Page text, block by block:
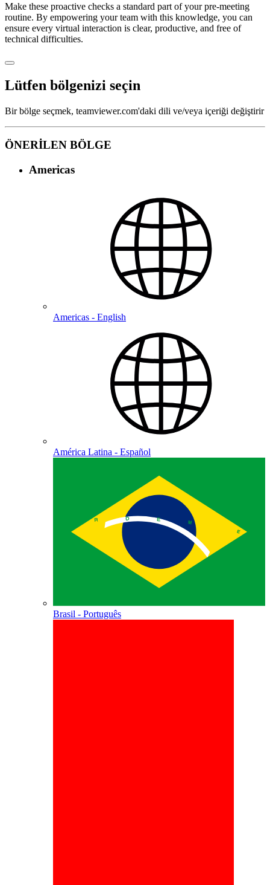
Make these proactive checks a standard part of your pre-meeting
routine. By empowering your team with this knowledge, you can
ensure every virtual interaction is clear, productive, and free of
technical difficulties.
Lütfen bölgenizi seçin
Bir bölge seçmek, teamviewer.com'daki dili ve/veya içeriği değiştirir
ÖNERİLEN BÖLGE
Americas
Americas - English
América Latina - Español
Brasil - Português